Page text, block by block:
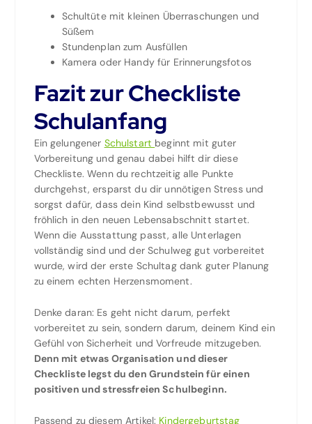
Schultüte mit kleinen Überraschungen und
Süßem
Stundenplan zum Ausfüllen
Kamera oder Handy für Erinnerungsfotos
Fazit zur Checkliste
Schulanfang
Ein gelungener Schulstart beginnt mit guter
Vorbereitung und genau dabei hilft dir diese
Checkliste. Wenn du rechtzeitig alle Punkte
durchgehst, ersparst du dir unnötigen Stress und
sorgst dafür, dass dein Kind selbstbewusst und
fröhlich in den neuen Lebensabschnitt startet.
Wenn die Ausstattung passt, alle Unterlagen
vollständig sind und der Schulweg gut vorbereitet
wurde, wird der erste Schultag dank guter Planung
zu einem echten Herzensmoment.
Denke daran: Es geht nicht darum, perfekt
vorbereitet zu sein, sondern darum, deinem Kind ein
Gefühl von Sicherheit und Vorfreude mitzugeben.
Denn mit etwas Organisation und dieser
Checkliste legst du den Grundstein für einen
positiven und stressfreien Schulbeginn.
Passend zu diesem Artikel: Kindergeburtstag